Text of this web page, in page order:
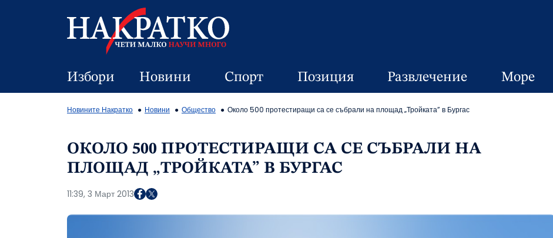
Избори Новини Спорт Позиция Развлечение Море
Новините Накратко Новини Общество Около 500 протестиращи са се събрали на площад „Тройката” в Бургас
ОКОЛО 500 ПРОТЕСТИРАЩИ СА СЕ СЪБРАЛИ НА
ПЛОЩАД „ТРОЙКАТА” В БУРГАС
11:39, 3 Март 2013